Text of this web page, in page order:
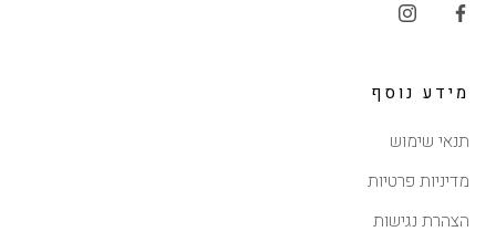
מידע נוסף
תנאי שימוש
מדיניות פרטיות
הצהרת נגישות